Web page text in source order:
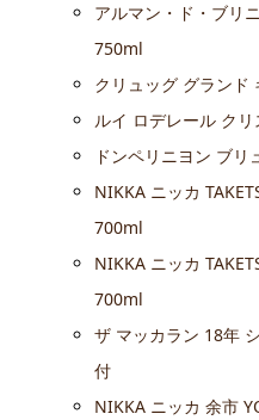
アルマン・ド・ブリ
750ml
クリュッグ グランド
ルイ ロデレール ク
ドンペリニヨン ブ
NIKKA ニッカ
700ml
NIKKA ニッカ
700ml
ザ マッカラン 18年
付
NIKKA ニッカ 余市